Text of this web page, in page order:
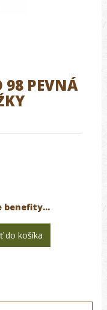
98 PEVNÁ
benefity...
do košíka